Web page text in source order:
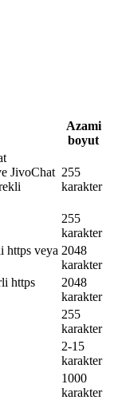
Azami
boyut
JivoChat 255
karakter
255
karakter
https veya 2048
karakter
https
2048
karakter
255
karakter
2-15
karakter
1000
karakter